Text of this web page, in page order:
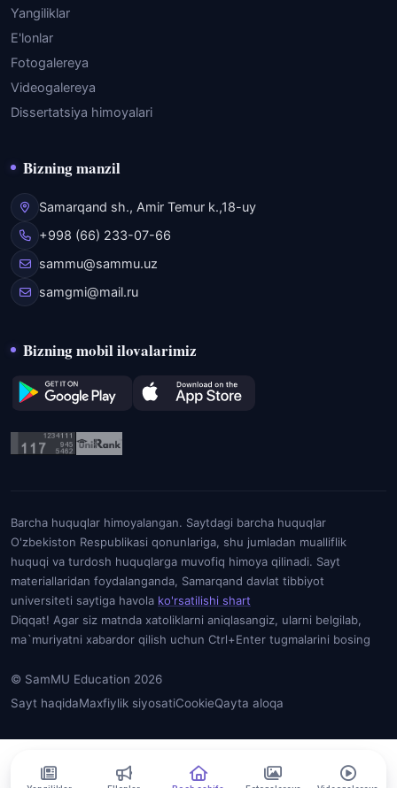
Yangiliklar
E'lonlar
Fotogalereya
Videogalereya
Dissertatsiya himoyalari
Bizning manzil
Samarqand sh., Amir Temur k.,18-uy
+998 (66) 233-07-66
sammu@sammu.uz
samgmi@mail.ru
Bizning mobil ilovalarimiz
Barcha huquqlar himoyalangan. Saytdagi barcha huquqlar
O'zbekiston Respublikasi qonunlariga, shu jumladan mualliflik
huquqi va turdosh huquqlarga muvofiq himoya qilinadi. Sayt
materiallaridan foydalanganda, Samarqand davlat tibbiyot
universiteti saytiga havola ko'rsatilishi shart
Diqqat! Agar siz matnda xatoliklarni aniqlasangiz, ularni belgilab,
ma`muriyatni xabardor qilish uchun Ctrl+Enter tugmalarini bosing
© SamMU Education 2026
Sayt haqidaMaxfiylik siyosatiCookieQayta aloqa